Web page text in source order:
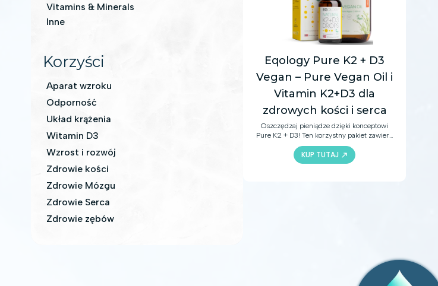
Vitamins & Minerals
Inne
Korzyści
Aparat wzroku
Odporność
Układ krążenia
Witamin D3
Wzrost i rozwój
Zdrowie kości
Zdrowie Mózgu
Zdrowie Serca
Zdrowie zębów
Eqology Pure K2 + D3
Vegan – Pure Vegan Oil i
Vitamin K2+D3 dla
zdrowych kości i serca
Oszczędzaj pieniądze dzięki konceptowi
Pure K2 + D3! Ten korzystny pakiet zawiera
nasz najlepiej sprzedający się czysty olej
arktyczny i witaminę K2 + D3, które
uzupełniają codzienną dietę o kwasy EPA i
KUP TUTAJ